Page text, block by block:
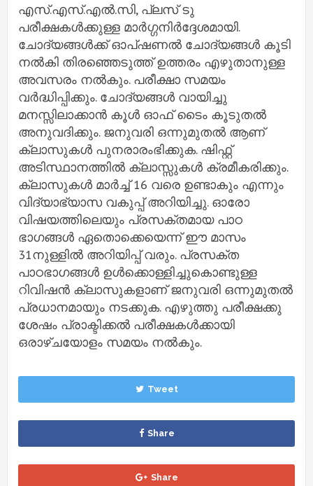
എസ്.എസ്.എൽ.സി, പ്ലസ് ടു
പരീക്ഷകൾക്കുള്ള മാർഗ്ഗനിർദ്ദേശമായി.
ചോദ്യങ്ങൾക്ക് ഓപ്ഷണൽ ചോദ്യങ്ങൾ കൂടി
നൽകി തിരഞ്ഞെടുത്ത് ഉത്തരം എഴുതാനുള്ള
അവസരം നൽകും. പരീക്ഷാ സമയം
വർദ്ധിപ്പിക്കും. ചോദ്യങ്ങൾ വായിച്ചു
മനസ്സിലാക്കാൻ കൂൾ ഓഫ് ടൈം കൂടുതൽ
അനുവദിക്കും. ജനുവരി ഒന്നുമുതൽ ആണ്
ക്ലാസുകൾ പുനരാരംഭിക്കുക. ഷിഫ്റ്റ്
അടിസ്ഥാനത്തിൽ ക്ലാസ്സുകൾ ക്രമീകരിക്കും.
ക്ലാസുകൾ മാർച്ച് 16 വരെ ഉണ്ടാകും എന്നും
വിദ്യാഭ്യാസ വകുപ്പ് അറിയിച്ചു. ഓരോ
വിഷയത്തിലെയും പ്രസക്തമായ പാഠ
ഭാഗങ്ങൾ ഏതൊക്കെയെന്ന് ഈ മാസം
31നുള്ളിൽ അറിയിപ്പ് വരും. പ്രസക്ത
പാഠഭാഗങ്ങൾ ഉൾക്കൊള്ളിച്ചുകൊണ്ടുള്ള
റിവിഷൻ ക്ലാസുകളാണ് ജനുവരി ഒന്നുമുതൽ
പ്രധാനമായും നടക്കുക. എഴുത്തു പരീക്ഷക്കു
ശേഷം പ്രാക്ടിക്കൽ പരീക്ഷകൾക്കായി
ഒരാഴ്ചയോളം സമയം നൽകും.
Tweet
Share
Share